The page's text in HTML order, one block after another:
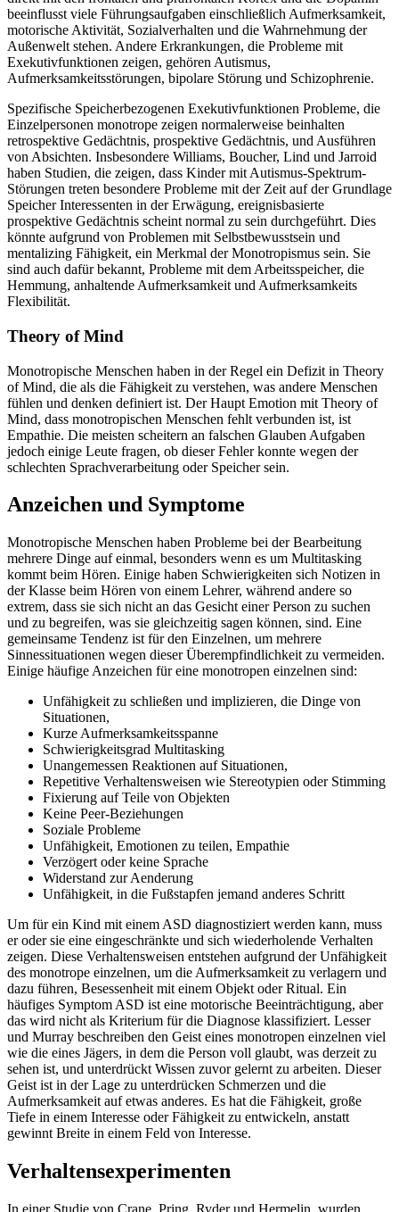
beeinflusst viele Führungsaufgaben einschließlich Aufmerksamkeit,
motorische Aktivität, Sozialverhalten und die Wahrnehmung der
Außenwelt stehen. Andere Erkrankungen, die Probleme mit
Exekutivfunktionen zeigen, gehören Autismus,
Aufmerksamkeitsstörungen, bipolare Störung und Schizophrenie.
Spezifische Speicherbezogenen Exekutivfunktionen Probleme, die
Einzelpersonen monotrope zeigen normalerweise beinhalten
retrospektive Gedächtnis, prospektive Gedächtnis, und Ausführen
von Absichten. Insbesondere Williams, Boucher, Lind und Jarroid
haben Studien, die zeigen, dass Kinder mit Autismus-Spektrum-
Störungen treten besondere Probleme mit der Zeit auf der Grundlage
Speicher Interessenten in der Erwägung, ereignisbasierte
prospektive Gedächtnis scheint normal zu sein durchgeführt. Dies
könnte aufgrund von Problemen mit Selbstbewusstsein und
mentalizing Fähigkeit, ein Merkmal der Monotropismus sein. Sie
sind auch dafür bekannt, Probleme mit dem Arbeitsspeicher, die
Hemmung, anhaltende Aufmerksamkeit und Aufmerksamkeits
Flexibilität.
Theory of Mind
Monotropische Menschen haben in der Regel ein Defizit in Theory
of Mind, die als die Fähigkeit zu verstehen, was andere Menschen
fühlen und denken definiert ist. Der Haupt Emotion mit Theory of
Mind, dass monotropischen Menschen fehlt verbunden ist, ist
Empathie. Die meisten scheitern an falschen Glauben Aufgaben
jedoch einige Leute fragen, ob dieser Fehler konnte wegen der
schlechten Sprachverarbeitung oder Speicher sein.
Anzeichen und Symptome
Monotropische Menschen haben Probleme bei der Bearbeitung
mehrere Dinge auf einmal, besonders wenn es um Multitasking
kommt beim Hören. Einige haben Schwierigkeiten sich Notizen in
der Klasse beim Hören von einem Lehrer, während andere so
extrem, dass sie sich nicht an das Gesicht einer Person zu suchen
und zu begreifen, was sie gleichzeitig sagen können, sind. Eine
gemeinsame Tendenz ist für den Einzelnen, um mehrere
Sinnessituationen wegen dieser Überempfindlichkeit zu vermeiden.
Einige häufige Anzeichen für eine monotropen einzelnen sind:
Unfähigkeit zu schließen und implizieren, die Dinge von
Situationen,
Kurze Aufmerksamkeitsspanne
Schwierigkeitsgrad Multitasking
Unangemessen Reaktionen auf Situationen,
Repetitive Verhaltensweisen wie Stereotypien oder Stimming
Fixierung auf Teile von Objekten
Keine Peer-Beziehungen
Soziale Probleme
Unfähigkeit, Emotionen zu teilen, Empathie
Verzögert oder keine Sprache
Widerstand zur Aenderung
Unfähigkeit, in die Fußstapfen jemand anderes Schritt
Um für ein Kind mit einem ASD diagnostiziert werden kann, muss
er oder sie eine eingeschränkte und sich wiederholende Verhalten
zeigen. Diese Verhaltensweisen entstehen aufgrund der Unfähigkeit
des monotrope einzelnen, um die Aufmerksamkeit zu verlagern und
dazu führen, Besessenheit mit einem Objekt oder Ritual. Ein
häufiges Symptom ASD ist eine motorische Beeinträchtigung, aber
das wird nicht als Kriterium für die Diagnose klassifiziert. Lesser
und Murray beschreiben den Geist eines monotropen einzelnen viel
wie die eines Jägers, in dem die Person voll glaubt, was derzeit zu
sehen ist, und unterdrückt Wissen zuvor gelernt zu arbeiten. Dieser
Geist ist in der Lage zu unterdrücken Schmerzen und die
Aufmerksamkeit auf etwas anderes. Es hat die Fähigkeit, große
Tiefe in einem Interesse oder Fähigkeit zu entwickeln, anstatt
gewinnt Breite in einem Feld von Interesse.
Verhaltensexperimenten